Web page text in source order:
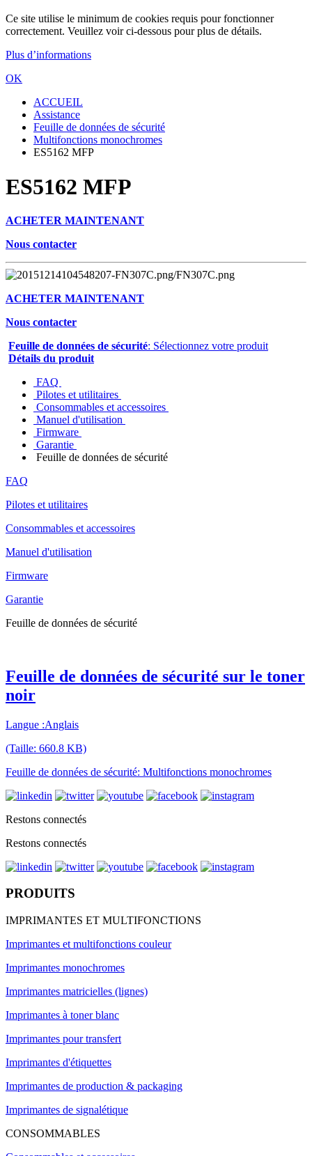
Ce site utilise le minimum de cookies requis pour fonctionner
correctement. Veuillez voir ci-dessous pour plus de détails.
Plus d’informations
OK
ACCUEIL
Assistance
Feuille de données de sécurité
Multifonctions monochromes
ES5162 MFP
ES5162 MFP
ACHETER MAINTENANT
Nous contacter
ACHETER MAINTENANT
Nous contacter
Feuille de données de sécurité: Sélectionnez votre produit
Détails du produit
FAQ
Pilotes et utilitaires
Consommables et accessoires
Manuel d'utilisation
Firmware
Garantie
Feuille de données de sécurité
FAQ
Pilotes et utilitaires
Consommables et accessoires
Manuel d'utilisation
Firmware
Garantie
Feuille de données de sécurité
Feuille de données de sécurité sur le toner
noir
Langue :Anglais
(Taille: 660.8 KB)
Feuille de données de sécurité: Multifonctions monochromes
Restons connectés
Restons connectés
PRODUITS
IMPRIMANTES ET MULTIFONCTIONS
Imprimantes et multifonctions couleur
Imprimantes monochromes
Imprimantes matricielles (lignes)
Imprimantes à toner blanc
Imprimantes pour transfert
Imprimantes d'étiquettes
Imprimantes de production & packaging
Imprimantes de signalétique
CONSOMMABLES